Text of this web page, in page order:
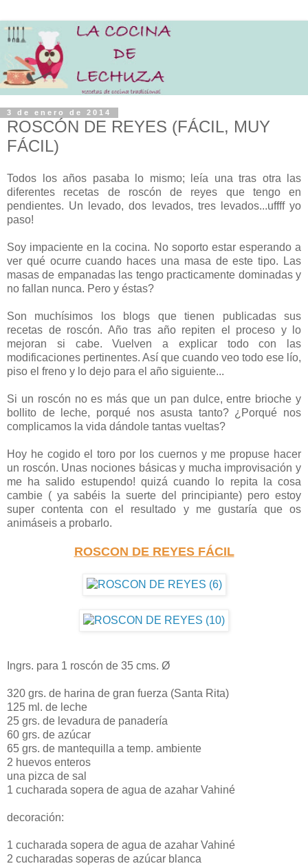
3 de enero de 2014
ROSCÓN DE REYES (FÁCIL, MUY
FÁCIL)
Todos los años pasaba lo mismo; leía una tras otra las
diferentes recetas de roscón de reyes que tengo en
pendientes. Un levado, dos levados, tres levados...uffff yo
paso!
Soy impaciente en la cocina. No soporto estar esperando a
ver qué ocurre cuando haces una masa de este tipo. Las
masas de empanadas las tengo practicamente dominadas y
no fallan nunca. Pero y éstas?
Son muchísimos los blogs que tienen publicadas sus
recetas de roscón. Año tras año repiten el proceso y lo
mejoran si cabe. Vuelven a explicar todo con las
modificaciones pertinentes. Así que cuando veo todo ese lío,
piso el freno y lo dejo para el año siguiente...
Si un roscón no es más que un pan dulce, entre brioche y
bollito de leche, porqué nos asusta tanto? ¿Porqué nos
complicamos la vida dándole tantas vueltas?
Hoy he cogido el toro por los cuernos y me propuse hacer
un roscón. Unas nociones básicas y mucha improvisación y
me ha salido estupendo! quizá cuando lo repita la cosa
cambie ( ya sabéis la suerte del principiante) pero estoy
super contenta con el resultado y me gustaría que os
animáseis a probarlo.
ROSCON DE REYES FÁCIL
Ingrs. para 1 roscón de 35 cms. Ø
320 grs. de harina de gran fuerza (Santa Rita)
125 ml. de leche
25 grs. de levadura de panadería
60 grs. de azúcar
65 grs. de mantequilla a temp. ambiente
2 huevos enteros
una pizca de sal
1 cucharada sopera de agua de azahar Vahiné
decoración:
1 cucharada sopera de agua de azahar Vahiné
2 cucharadas soperas de azúcar blanca